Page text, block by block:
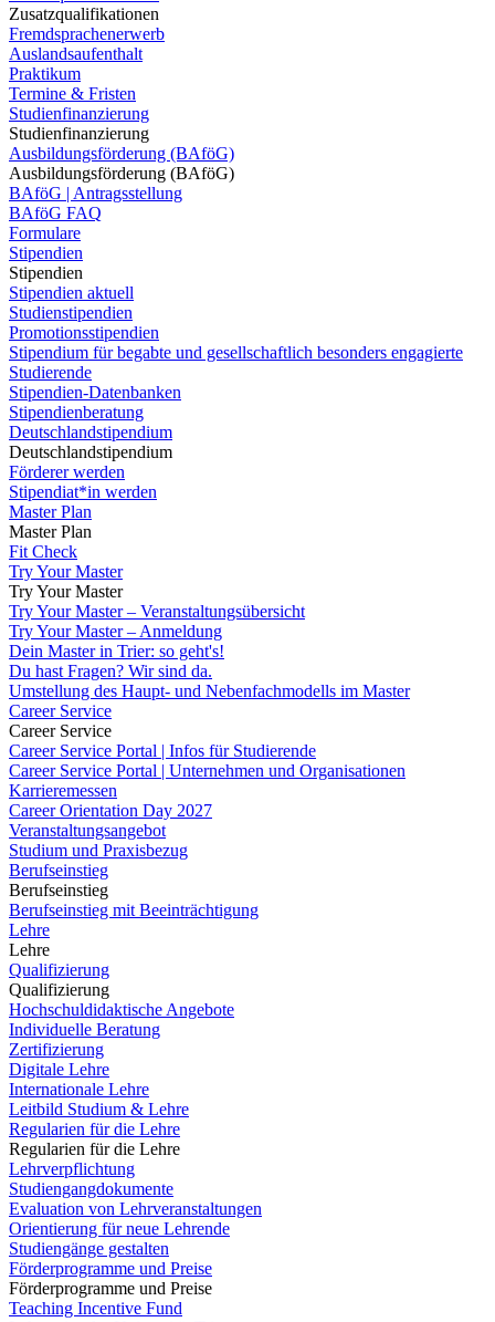
Zusatzqualifikationen
Fremdsprachenerwerb
Auslandsaufenthalt
Praktikum
Termine & Fristen
Studienfinanzierung
Studienfinanzierung
Ausbildungsförderung (BAföG)
Ausbildungsförderung (BAföG)
BAföG | Antragsstellung
BAföG FAQ
Formulare
Stipendien
Stipendien
Stipendien aktuell
Studienstipendien
Promotionsstipendien
Stipendium für begabte und gesellschaftlich besonders engagierte
Studierende
Stipendien-Datenbanken
Stipendienberatung
Deutschlandstipendium
Deutschlandstipendium
Förderer werden
Stipendiat*in werden
Master Plan
Master Plan
Fit Check
Try Your Master
Try Your Master
Try Your Master – Veranstaltungsübersicht
Try Your Master – Anmeldung
Dein Master in Trier: so geht's!
Du hast Fragen? Wir sind da.
Umstellung des Haupt- und Nebenfachmodells im Master
Career Service
Career Service
Career Service Portal | Infos für Studierende
Career Service Portal | Unternehmen und Organisationen
Karrieremessen
Career Orientation Day 2027
Veranstaltungsangebot
Studium und Praxisbezug
Berufseinstieg
Berufseinstieg
Berufseinstieg mit Beeinträchtigung
Lehre
Lehre
Qualifizierung
Qualifizierung
Hochschuldidaktische Angebote
Individuelle Beratung
Zertifizierung
Digitale Lehre
Internationale Lehre
Leitbild Studium & Lehre
Regularien für die Lehre
Regularien für die Lehre
Lehrverpflichtung
Studiengangdokumente
Evaluation von Lehrveranstaltungen
Orientierung für neue Lehrende
Studiengänge gestalten
Förderprogramme und Preise
Förderprogramme und Preise
Teaching Incentive Fund